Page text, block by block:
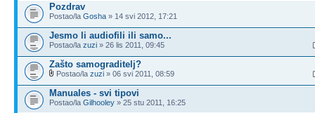
Pozdrav
Postao/la Gosha » 14 svi 2012, 17:21
Jesmo li audiofili ili samo...
Postao/la zuzi » 26 lis 2011, 09:45
Zašto samograditelj?
Postao/la zuzi » 06 svi 2011, 08:59
Manuales - svi tipovi
Postao/la Gilhooley » 25 stu 2011, 16:25